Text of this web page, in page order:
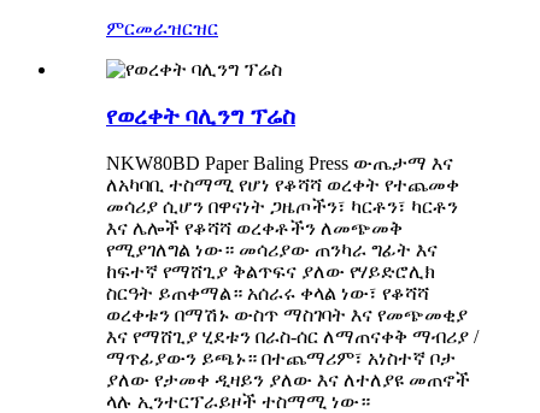
ምርመራዝርዝር
የወረቀት ባሊንግ ፕሬስ
NKW80BD Paper Baling Press ውጤታማ እና
ለአካባቢ ተስማሚ የሆነ የቆሻሻ ወረቀት የተጨመቀ
መሳሪያ ሲሆን በዋናነት ጋዜጦችን፣ ካርቶን፣ ካርቶን
እና ሌሎች የቆሻሻ ወረቀቶችን ለመጭመቅ
የሚያገለግል ነው። መሳሪያው ጠንካራ ግፊት እና
ከፍተኛ የማሸጊያ ቅልጥፍና ያለው የሃይድሮሊክ
ስርዓት ይጠቀማል። አሰራሩ ቀላል ነው፣ የቆሻሻ
ወረቀቱን በማሽኑ ውስጥ ማስገባት እና የመጭመቂያ
እና የማሸጊያ ሂደቱን በራስ-ሰር ለማጠናቀቅ ማብሪያ /
ማጥፊያውን ይጫኑ። በተጨማሪም፣ አነስተኛ ቦታ
ያለው የታመቀ ዲዛይን ያለው እና ለተለያዩ መጠኖች
ላሉ ኢንተርፕራይዞች ተስማሚ ነው።